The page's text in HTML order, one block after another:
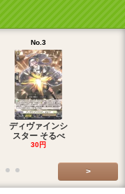
No.3
ディヴァインシ
スター そるべ
30円
>